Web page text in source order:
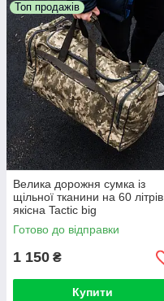
Топ продажів
Велика дорожня сумка із
щільної тканини на 60 літрів
якісна Tactic big
Cordura піксельна ВСУ
Готово до відправки
1 150 ₴
Купити